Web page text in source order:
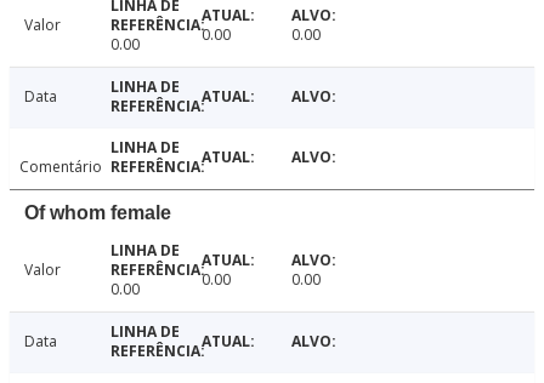
Valor
0.00
0.00 0.00
Data
Comentário
Of whom female
Valor
0.00
0.00 0.00
Data